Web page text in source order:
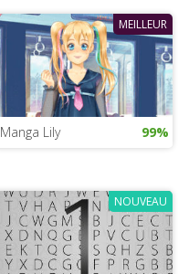
MEILLEUR
Manga Lily 99%
NOUVEAU